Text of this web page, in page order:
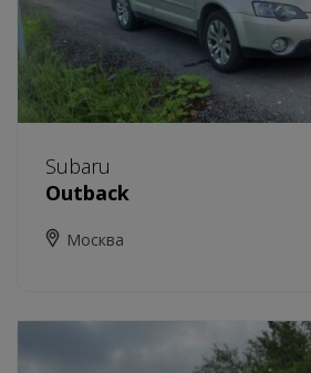
Subaru
Outback
Москва